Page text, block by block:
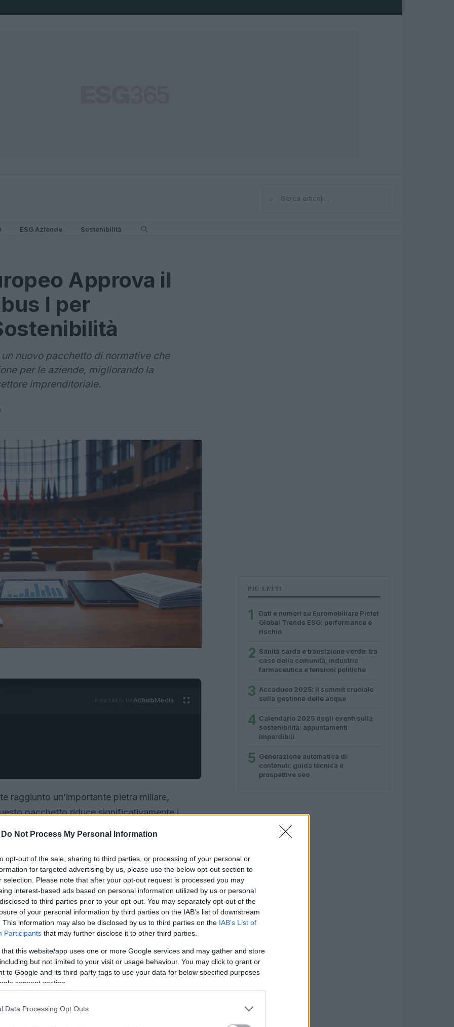
Do Not Process My Personal Information
opt-out of the sale, sharing to third parties, or processing of your personal or
for targeted advertising by us, please use the below opt-out section to
selection. Please note that after your opt-out request is processed you may
interest-based ads based on personal information utilized by us or personal
to third parties prior to your opt-out. You may separately opt-out of the
of your personal information by third parties on the IAB’s list of downstream
This information may also be disclosed by us to third parties on the IAB’s List of
Participants that may further disclose it to other third parties.
that this website/app uses one or more Google services and may gather and store
but not limited to your visit or usage behaviour. You may click to grant or
to Google and its third-party tags to use your data for below specified purposes
consent section.
Data Processing Opt Outs
⌕Cerca
ESG Aziende Sostenibilità
Approva il
I per
nuovo pacchetto di normative che
per le aziende, migliorando la
imprenditoriale.
AdhubMedia
raggiunto un’importante pietra miliare,
pacchetto riduce significativamente i
e di due diligence per le aziende operanti
un compromesso tra i vari Stati membri,
le normative esistenti e rafforzare la
globale.
PIÙ LETTI
1
Dati e numeri su Euromobiliare Pictet
Global Trends ESG: performance e
rischio
2 Sanità sarda e transizione verde: tra
case della comunità, industria
farmaceutica e tensioni politiche
3 Accadueo 2025: il summit cruciale
sulla gestione delle acque
4 Calendario 2025 degli eventi sulla
sostenibilità: appuntamenti
imperdibili
5 Generazione automatica di
contenuti: guida tecnica e
prospettive seo